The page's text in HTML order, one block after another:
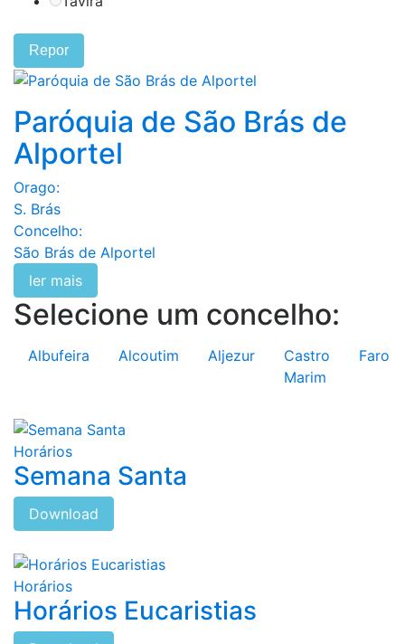
Repor
Paróquia de São Brás de
Alportel
Orago:
S. Brás
Concelho:
São Brás de Alportel
ler mais
Selecione um concelho:
Albufeira Alcoutim Aljezur
Castro
Marim
Faro
Horários
Semana Santa
Download
Horários
Horários Eucaristias